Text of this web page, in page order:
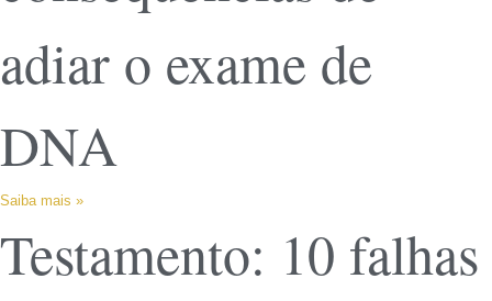
adiar o exame de
DNA
Saiba mais »
Testamento: 10 falhas